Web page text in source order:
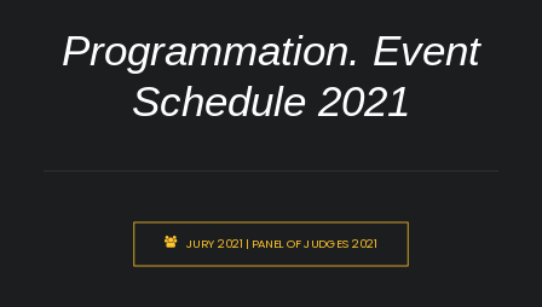
Programmation. Event
Schedule 2021
JURY 2021 | PANEL OF JUDGES 2021